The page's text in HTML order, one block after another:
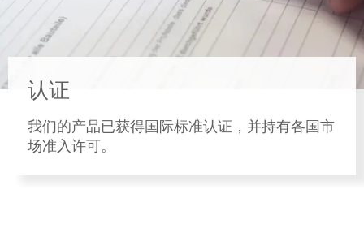
认证
我们的产品已获得国际标准认证，并持有各国市
场准入许可。